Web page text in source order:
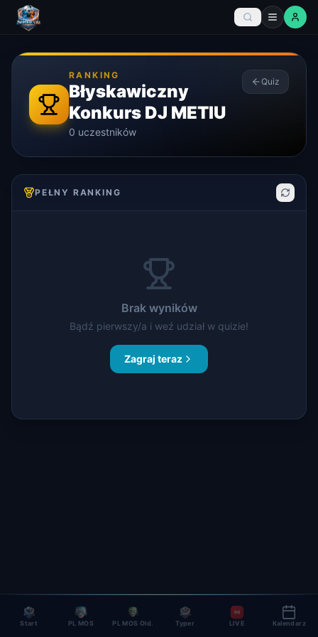
RANKING
Błyskawiczny
Konkurs DJ METIU
0 uczestników
Quiz
PEŁNY RANKING
Brak wyników
Bądź pierwszy/a i weź udział w quizie!
Zagraj teraz
Start PL MOS PL MOS Old. Typer LIVE Kalendarz